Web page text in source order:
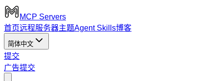
MCP Servers
首页远程服务器主题Agent Skills博客
简体中文
提交
广告提交